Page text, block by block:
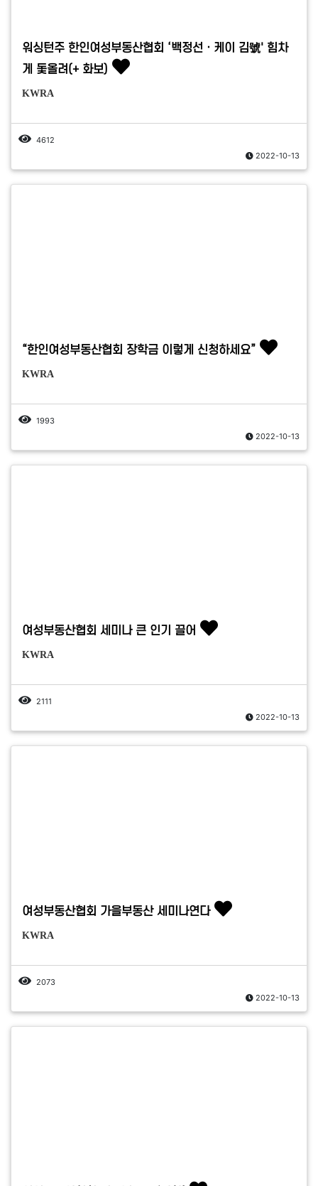
워싱턴주 한인여성부동산협회 ‘백정선ㆍ케이 김號' 힘차
게 돛올려(+ 화보)
KWRA
4612
2022-10-13
“한인여성부동산협회 장학금 이렇게 신청하세요”
KWRA
1993
2022-10-13
여성부동산협회 세미나 큰 인기 끌어
KWRA
2111
2022-10-13
여성부동산협회 가을부동산 세미나연다
KWRA
2073
2022-10-13